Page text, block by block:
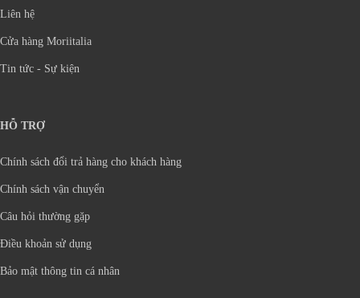
Liên hệ
Cửa hàng Moriitalia
Tin tức - Sự kiện
HỖ TRỢ
Chính sách đổi trả hàng cho khách hàng
Chính sách vận chuyển
Câu hỏi thường gặp
Điều khoản sử dụng
Bảo mật thông tin cá nhân